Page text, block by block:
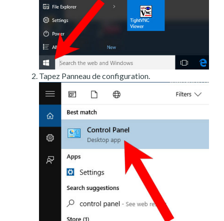
Tapez Panneau de configuration.